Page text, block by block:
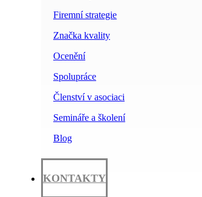
Firemní strategie
Značka kvality
Ocenění
Spolupráce
Členství v asociaci
Semináře a školení
Blog
KONTAKTY